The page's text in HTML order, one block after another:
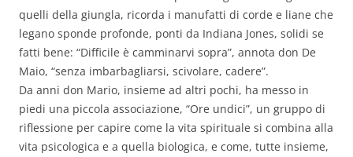
quelli della giungla, ricorda i manufatti di corde e liane che
legano sponde profonde, ponti da Indiana Jones, solidi se
fatti bene: “Difficile è camminarvi sopra”, annota don De
Maio, “senza imbarbagliarsi, scivolare, cadere”.
Da anni don Mario, insieme ad altri pochi, ha messo in
piedi una piccola associazione, “Ore undici”, un gruppo di
riflessione per capire come la vita spirituale si combina alla
vita psicologica e a quella biologica, e come, tutte insieme,